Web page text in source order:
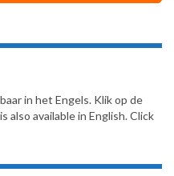
in het Engels. Klik op de
also available in English. Click